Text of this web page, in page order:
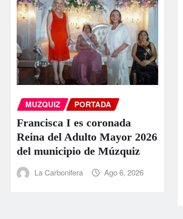
MUZQUIZ PORTADA
Francisca I es coronada
Reina del Adulto Mayor 2026
del municipio de Múzquiz
La Carbonifera Ago 6, 2026